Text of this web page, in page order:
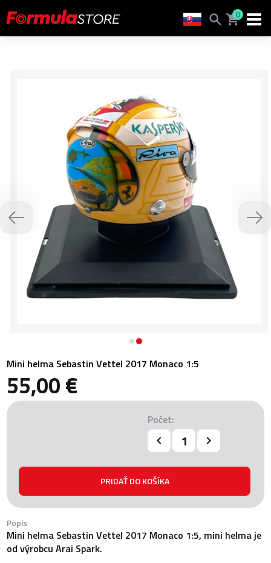
0
Mini helma Sebastin Vettel 2017 Monaco 1:5
55,00 €
Počet:
Popis
Mini helma Sebastin Vettel 2017 Monaco 1:5, mini helma je
od výrobcu Arai Spark.